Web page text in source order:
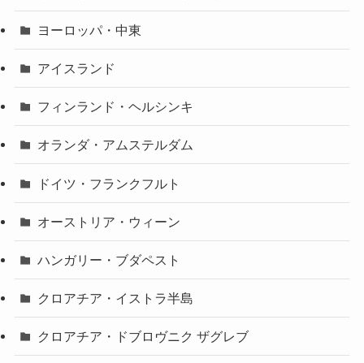
ヨーロッパ・中東
アイスランド
フィンランド・ヘルシンキ
オランダ・アムステルダム
ドイツ・フランクフルト
オーストリア・ウィーン
ハンガリー・ブダペスト
クロアチア・イストラ半島
クロアチア・ドブロヴニク ザグレブ